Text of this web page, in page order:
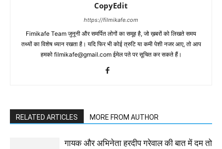
CopyEdit
https://filmikafe.com
Fimikafe Team जुनूनी और समर्पित लोगों का समूह है, जो ख़बरों को लिखते समय
तथ्‍यों का विशेष ध्‍यान रखता है। यदि फिर भी कोई त्रुटि या कमी पेशी नजर आए, तो आप
हमको filmikafe@gmail.com ईमेल पते पर सूचित कर सकते हैं।
RELATED ARTICLES MORE FROM AUTHOR
गायक और अभिनेता हरदीप गरेवाल की बात में दम तो